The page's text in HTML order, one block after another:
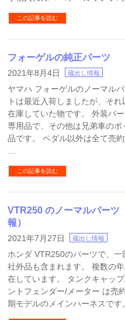
この記事を読む
フォーゲルの純正パーツ
2021年8月4日 蔵出し情報
ヤマハ フォーゲルのノーマル
トは最近入荷しましたが、それ
在庫していた物です。 外装パ
専用品で、その他は兄弟車のポ
品です。 ペダル以外は全て売
この記事を読む
VTR250 のノーマルパー
報）
2021年7月27日 蔵出し情報
ホンダ VTR250のパーツで、一
社外品も含まれます。 複数の
在しています。 タンクキャッ
ントフェンダー/メーター は売
期モデルのメインハーネスです